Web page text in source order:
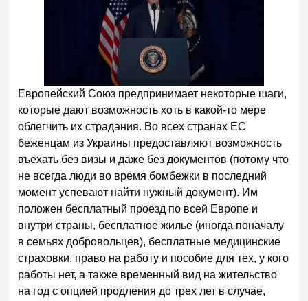
Следующее видео через
5
Отмена
Европейский Союз предпринимает некоторые шаги,
которые дают возможность хоть в какой-то мере
облегчить их страдания. Во всех странах ЕС
беженцам из Украины предоставляют возможность
въехать без визы и даже без документов (потому что
не всегда люди во время бомбежки в последний
момент успевают найти нужный документ). Им
положен бесплатный проезд по всей Европе и
внутри страны, бесплатное жилье (иногда поначалу
в семьях добровольцев), бесплатные медицинские
страховки, право на работу и пособие для тех, у кого
работы нет, а также временный вид на жительство
на год с опцией продления до трех лет в случае,